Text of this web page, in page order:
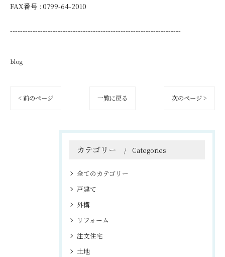
FAX番号 : 0799-64-2010
--------------------------------------------------------------------
blog
< 前のページ 一覧に戻る 次のページ >
カテゴリー Categories
全てのカテゴリー
戸建て
外構
リフォーム
注文住宅
土地